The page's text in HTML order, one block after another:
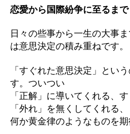
恋愛から国際紛争に至るまで
日々の些事から一生の大事
は意思決定の積み重ねです。
「すぐれた意思決定」とい
す。ついつい
「正解」に導いてくれる、
「外れ」を無くしてくれる、
何か黄金律のようなものを期